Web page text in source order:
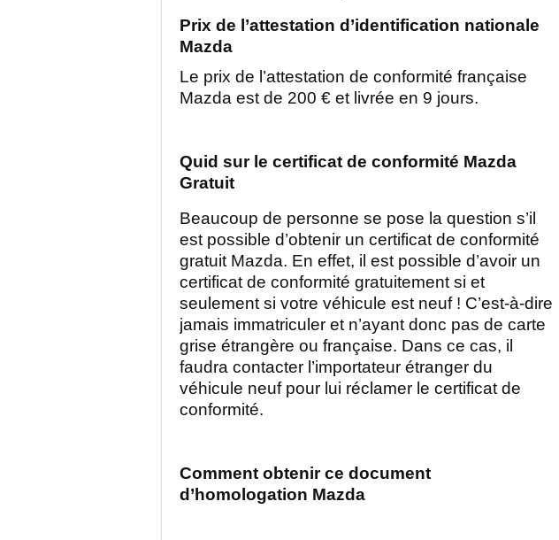
Prix de l’attestation d’identification nationale
Mazda
Le prix de l’attestation de conformité française
Mazda est de 200 € et livrée en 9 jours.
Quid sur le certificat de conformité Mazda
Gratuit
Beaucoup de personne se pose la question s’il
est possible d’obtenir un certificat de conformité
gratuit Mazda. En effet, il est possible d’avoir un
certificat de conformité gratuitement si et
seulement si votre véhicule est neuf ! C’est-à-dire
jamais immatriculer et n’ayant donc pas de carte
grise étrangère ou française. Dans ce cas, il
faudra contacter l’importateur étranger du
véhicule neuf pour lui réclamer le certificat de
conformité.
Comment obtenir ce document
d’homologation Mazda